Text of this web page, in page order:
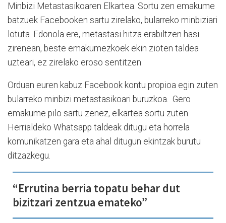
Minbizi Metastasikoaren Elkartea. Sortu zen emakume
batzuek Facebooken sartu zirelako, bularreko minbiziari
lotuta. Edonola ere, metastasi hitza erabiltzen hasi
zirenean, beste emakumezkoek ekin zioten taldea
uzteari, ez zirelako eroso sentitzen.
Orduan euren kabuz Facebook kontu propioa egin zuten
bularreko minbizi metastasikoari buruzkoa. Gero
emakume pilo sartu zenez, elkartea sortu zuten.
Herrialdeko Whatsapp taldeak ditugu eta horrela
komunikatzen gara eta ahal ditugun ekintzak burutu
ditzazkegu.
“Errutina berria topatu behar dut
bizitzari zentzua emateko”